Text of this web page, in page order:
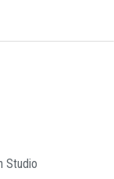
Studio